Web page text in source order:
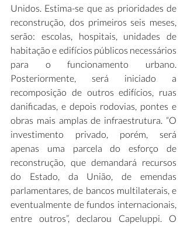
Unidos. Estima-se que as prioridades de
reconstrução, dos primeiros seis meses,
serão: escolas, hospitais, unidades de
habitação e edifícios públicos necessários
para o funcionamento urbano.
Posteriormente, será iniciado a
recomposição de outros edifícios, ruas
danificadas, e depois rodovias, pontes e
obras mais amplas de infraestrutura. “O
investimento privado, porém, será
apenas uma parcela do esforço de
reconstrução, que demandará recursos
do Estado, da União, de emendas
parlamentares, de bancos multilaterais, e
eventualmente de fundos internacionais,
entre outros”, declarou Capeluppi. O